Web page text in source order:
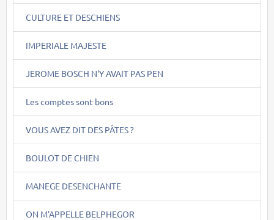
CULTURE ET DESCHIENS
IMPERIALE MAJESTE
JEROME BOSCH N'Y AVAIT PAS PEN
Les comptes sont bons
VOUS AVEZ DIT DES PÂTES ?
BOULOT DE CHIEN
MANEGE DESENCHANTE
ON M'APPELLE BELPHEGOR